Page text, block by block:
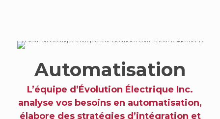
Automatisation
L’équipe d’Évolution Électrique Inc.
analyse vos besoins en automatisation,
élabore des stratégies d’intégration et